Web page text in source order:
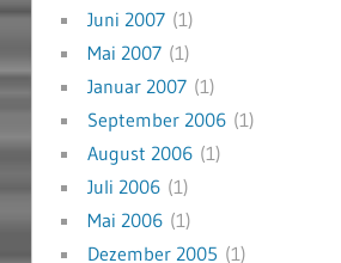
Juni 2007(1)
Mai 2007(1)
Januar 2007(1)
September 2006(1)
August 2006(1)
Juli 2006(1)
Mai 2006(1)
Dezember 2005 (1)